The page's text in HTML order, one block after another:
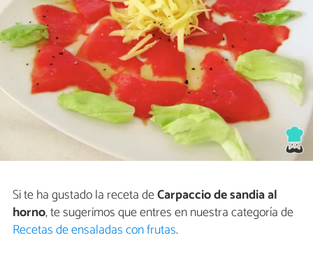
Si te ha gustado la receta deCarpaccio de sandia al
horno, te sugerimos que entres en nuestra categoría de
Recetas de ensaladas con frutas.